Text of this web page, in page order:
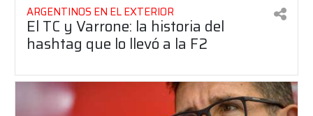
ARGENTINOS EN EL EXTERIOR
El TC y Varrone: la historia del
hashtag que lo llevó a la F2